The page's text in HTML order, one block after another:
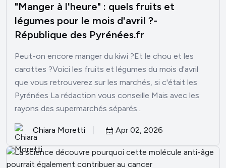
"Manger à l'heure" : quels fruits et
légumes pour le mois d'avril ?-
République des Pyrénées.fr
Peut-on encore manger du kiwi ?Et le chou et les
carottes ?Voici les fruits et légumes du mois d'avril
que vous retrouverez sur les marchés, si c'était les
Pyrénées La rédaction vous conseille Mais avec les
rayons des supermarchés séparés...
Chiara Moretti Apr 02, 2026